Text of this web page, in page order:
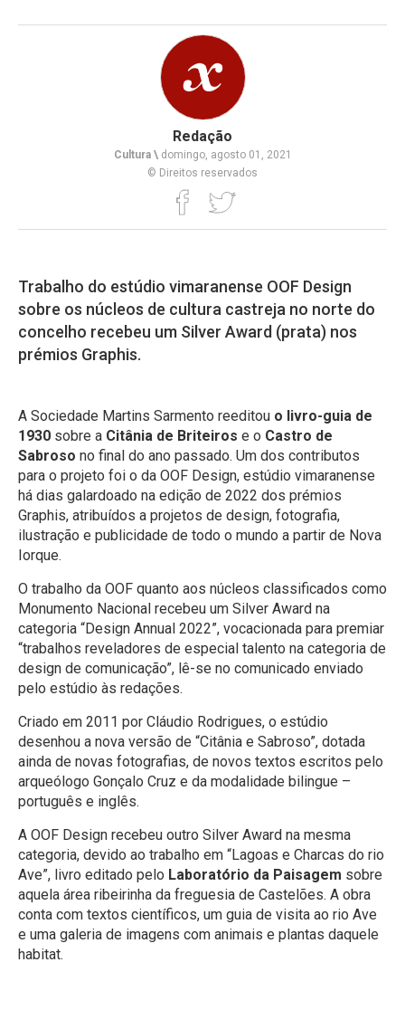
Redação
Cultura \domingo, agosto 01, 2021
© Direitos reservados
Trabalho do estúdio vimaranense OOF Design
sobre os núcleos de cultura castreja no norte do
concelho recebeu um Silver Award (prata) nos
prémios Graphis.
A Sociedade Martins Sarmento reeditou o livro-guia de
1930 sobre a Citânia de Briteiros e o Castro de
Sabroso no final do ano passado. Um dos contributos
para o projeto foi o da OOF Design, estúdio vimaranense
há dias galardoado na edição de 2022 dos prémios
Graphis, atribuídos a projetos de design, fotografia,
ilustração e publicidade de todo o mundo a partir de Nova
Iorque.
O trabalho da OOF quanto aos núcleos classificados como
Monumento Nacional recebeu um Silver Award na
categoria “Design Annual 2022”, vocacionada para premiar
“trabalhos reveladores de especial talento na categoria de
design de comunicação”, lê-se no comunicado enviado
pelo estúdio às redações.
Criado em 2011 por Cláudio Rodrigues, o estúdio
desenhou a nova versão de “Citânia e Sabroso”, dotada
ainda de novas fotografias, de novos textos escritos pelo
arqueólogo Gonçalo Cruz e da modalidade bilingue –
português e inglês.
A OOF Design recebeu outro Silver Award na mesma
categoria, devido ao trabalho em “Lagoas e Charcas do rio
Ave”, livro editado pelo Laboratório da Paisagem sobre
aquela área ribeirinha da freguesia de Castelões. A obra
conta com textos científicos, um guia de visita ao rio Ave
e uma galeria de imagens com animais e plantas daquele
habitat.